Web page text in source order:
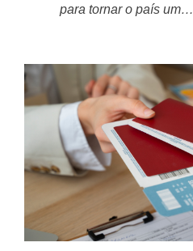
para tornar o país um…